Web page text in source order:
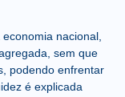
nacional,
sem que
podendo enfrentar
é explicada